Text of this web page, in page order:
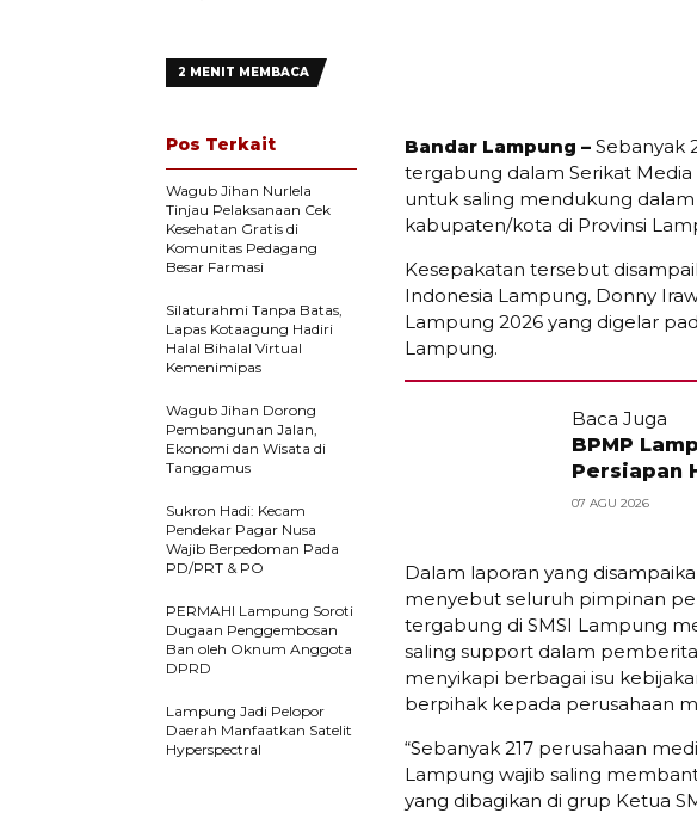
2 MENIT MEMBACA
Bandar Lampung – Sebanyak
tergabung dalam Serikat
untuk saling mendukung
kabupaten/kota di Provinsi
Kesepakatan tersebut
Indonesia Lampung, Donny
Lampung 2026 yang digelar
Lampung.
Baca Juga
BPMP
Persiapan
07 AGU 2026
Dalam laporan yang
menyebut seluruh pimpinan
tergabung di SMSI Lampung
saling support dalam
menyikapi berbagai isu
berpihak kepada perusahaan
“Sebanyak 217 perusahaan
Lampung wajib saling
yang dibagikan di grup Ketua
Pos Terkait
Wagub Jihan Nurlela
Tinjau Pelaksanaan Cek
Kesehatan Gratis di
Komunitas Pedagang
Besar Farmasi
Silaturahmi Tanpa Batas,
Lapas Kotaagung Hadiri
Halal Bihalal Virtual
Kemenimipas
Wagub Jihan Dorong
Pembangunan Jalan,
Ekonomi dan Wisata di
Tanggamus
Sukron Hadi: Kecam
Pendekar Pagar Nusa
Wajib Berpedoman Pada
PD/PRT & PO
PERMAHI Lampung Soroti
Dugaan Penggembosan
Ban oleh Oknum Anggota
DPRD
Lampung Jadi Pelopor
Daerah Manfaatkan Satelit
Hyperspectral